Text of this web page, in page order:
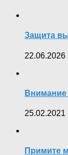
Защита
22.06.2026
Внимание
25.02.2021
Примите